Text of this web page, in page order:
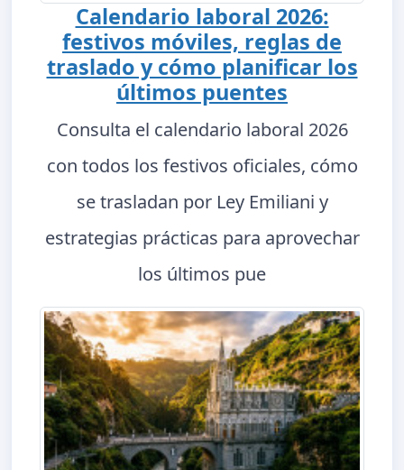
Calendario laboral 2026:
festivos móviles, reglas de
traslado y cómo planificar los
últimos puentes
Consulta el calendario laboral 2026
con todos los festivos oficiales, cómo
se trasladan por Ley Emiliani y
estrategias prácticas para aprovechar
los últimos pue